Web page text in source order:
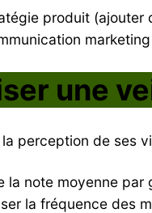
produit (ajouter
une
perception de ses
la note moyenne par
la fréquence des